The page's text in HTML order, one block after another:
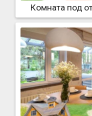
Комната под